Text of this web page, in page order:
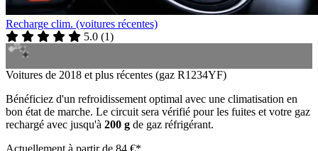
Recharge clim. (voitures récentes)
5.0 (1)
Voitures de 2018 et plus récentes (gaz R1234YF)
Bénéficiez d'un refroidissement optimal avec une climatisation en
bon état de marche. Le circuit sera vérifié pour les fuites et votre gaz
rechargé avec jusqu'à 200 g de gaz réfrigérant.
Actuellement à partir de 84 €*